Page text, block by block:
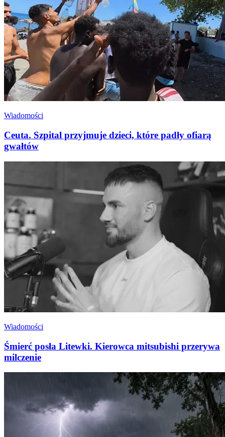
Wiadomości
Ceuta. Szpital przyjmuje dzieci, które padły ofiarą
gwałtów
Wiadomości
Śmierć posła Litewki. Kierowca mitsubishi przerywa
milczenie